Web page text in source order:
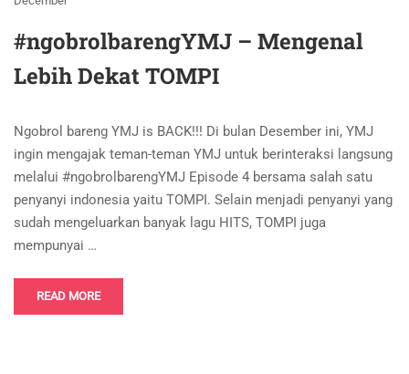
#ngobrolbarengYMJ – Mengenal
Lebih Dekat TOMPI
Ngobrol bareng YMJ is BACK!!! Di bulan Desember ini, YMJ
ingin mengajak teman-teman YMJ untuk berinteraksi langsung
melalui #ngobrolbarengYMJ Episode 4 bersama salah satu
penyanyi indonesia yaitu TOMPI. Selain menjadi penyanyi yang
sudah mengeluarkan banyak lagu HITS, TOMPI juga
mempunyai …
READ MORE